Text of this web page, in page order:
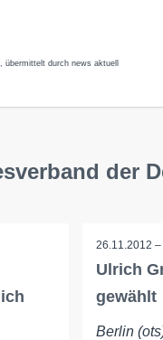
durch news aktuell
der
26.11.2012 –
Ulrich
gewählt
Berlin